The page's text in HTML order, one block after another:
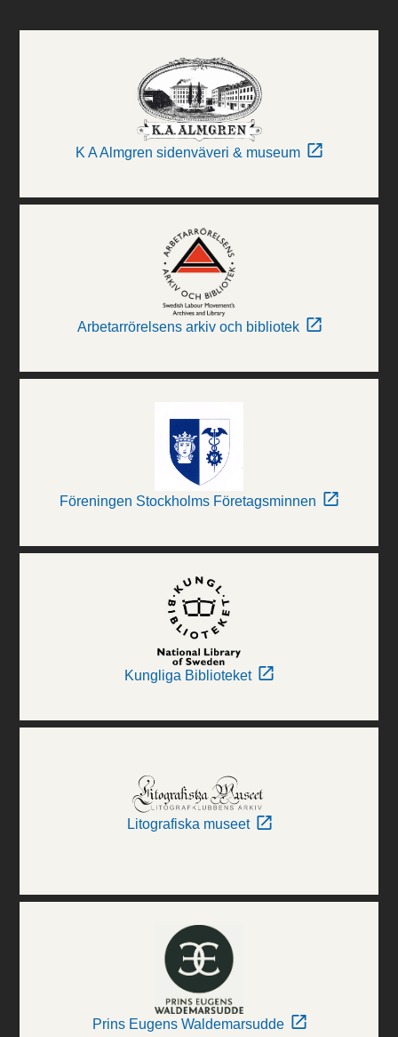
K A Almgren sidenväveri & museum
Arbetarrörelsens arkiv och bibliotek
Föreningen Stockholms Företagsminnen
Kungliga Biblioteket
Litografiska museet
Prins Eugens Waldemarsudde